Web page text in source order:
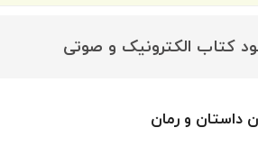
کتاب الکترونیک و صوتی
داستان و رمان